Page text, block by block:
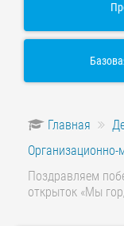
Главная
Поздравляем
открыток «Мы